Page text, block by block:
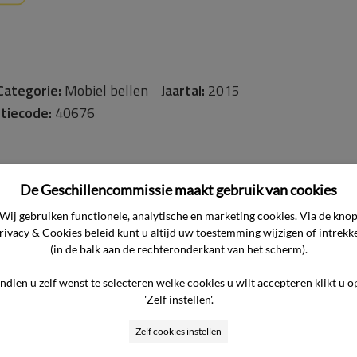
Mobiel bellen Jaartal: 2015
40676
bellen vanuit het buitenland. De consument heeft op 29
Het standpunt van de consument luidt dat zij ondanks het
buitenland] ten onrechte een hoog tarief heeft betaald. Er
tarief is gekoppeld. Zij verlangt een creditering van
in [het buitenland] heeft aangeschaft en gebruikt geeft
De Geschillencommissie maakt gebruik van cookies
Wij gebruiken functionele, analytische en marketing cookies. Via de knop
& Cookies beleid kunt u altijd uw toestemming wijzigen of
(in de balk aan de rechteronderkant van het scherm).
u zelf wenst te selecteren welke cookies u wilt accepteren klikt u
'Zelf instellen'.
Zelf cookies instellen